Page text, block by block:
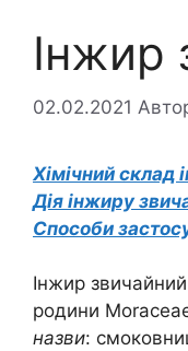
Інжир
02.02.2021
Хімічний склад
Дія інжиру
Способи
Інжир
родини
назви: